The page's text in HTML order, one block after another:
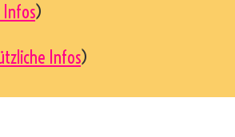
Infos)
Infos)